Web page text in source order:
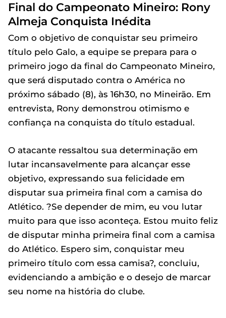
Final do Campeonato Mineiro: Rony
Almeja Conquista Inédita
Com o objetivo de conquistar seu primeiro
título pelo Galo, a equipe se prepara para o
primeiro jogo da final do Campeonato Mineiro,
que será disputado contra o América no
próximo sábado (8), às 16h30, no Mineirão. Em
entrevista, Rony demonstrou otimismo e
confiança na conquista do título estadual.
O atacante ressaltou sua determinação em
lutar incansavelmente para alcançar esse
objetivo, expressando sua felicidade em
disputar sua primeira final com a camisa do
Atlético. ?Se depender de mim, eu vou lutar
muito para que isso aconteça. Estou muito feliz
de disputar minha primeira final com a camisa
do Atlético. Espero sim, conquistar meu
primeiro título com essa camisa?, concluiu,
evidenciando a ambição e o desejo de marcar
seu nome na história do clube.